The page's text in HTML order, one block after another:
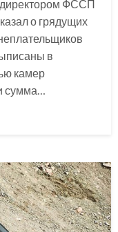
директором ФССП
о грядущих
в
камер